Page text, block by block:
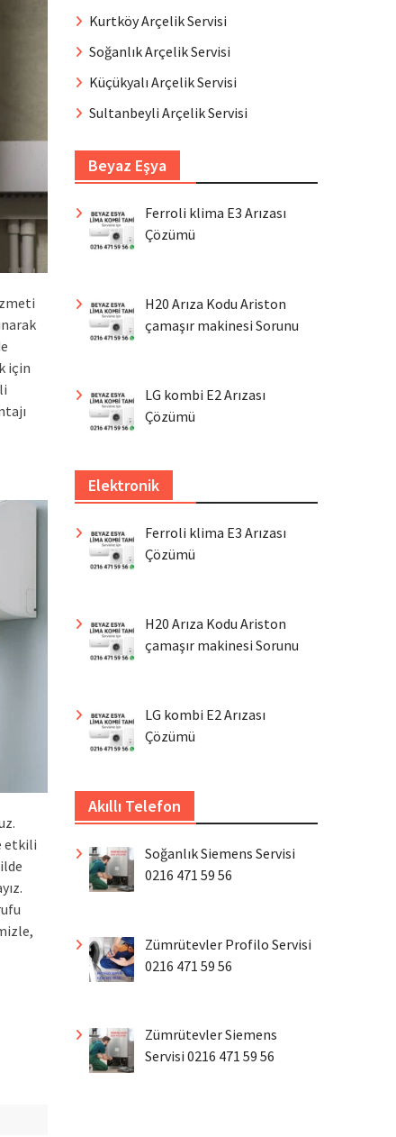
için
etkili
Kurtköy Arçelik Servisi
Soğanlık Arçelik Servisi
Küçükyalı Arçelik Servisi
Sultanbeyli Arçelik Servisi
Beyaz Eşya
Ferroli klima E3 Arızası
Çözümü
H20 Arıza Kodu Ariston
çamaşır makinesi Sorunu
LG kombi E2 Arızası
Çözümü
Elektronik
Ferroli klima E3 Arızası
Çözümü
H20 Arıza Kodu Ariston
çamaşır makinesi Sorunu
LG kombi E2 Arızası
Çözümü
Akıllı Telefon
Soğanlık Siemens Servisi
0216 471 59 56
Zümrütevler Profilo Servisi
0216 471 59 56
Zümrütevler Siemens
Servisi 0216 471 59 56